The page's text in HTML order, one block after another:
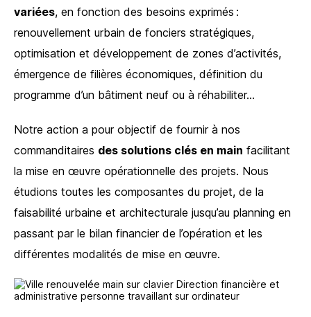
variées, en fonction des besoins exprimés :
renouvellement urbain de fonciers stratégiques,
optimisation et développement de zones d’activités,
émergence de filières économiques, définition du
programme d’un bâtiment neuf ou à réhabiliter…
Notre action a pour objectif de fournir à nos
commanditaires des solutions clés en main facilitant
la mise en œuvre opérationnelle des projets. Nous
étudions toutes les composantes du projet, de la
faisabilité urbaine et architecturale jusqu’au planning en
passant par le bilan financier de l’opération et les
différentes modalités de mise en œuvre.